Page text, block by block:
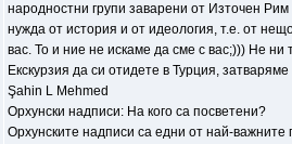
народностни групи заварени от Източен
нужда от история и от идеология, т.е. от
вас. То и ние не искаме да сме с вас;))) Не
Екскурзия да си отидете в Турция,
Şahin L Mehmed
Орхунски надписи: На кого са посветени?
Орхунските надписи са едни от най-важните